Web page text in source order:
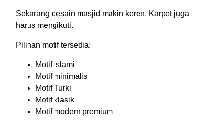
Sekarang desain masjid makin keren. Karpet juga
harus mengikuti.
Pilihan motif tersedia:
Motif Islami
Motif minimalis
Motif Turki
Motif klasik
Motif modern premium